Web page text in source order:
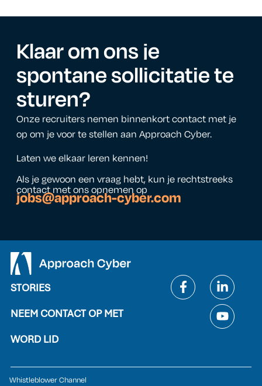
Klaar om ons je
spontane sollicitatiete
sturen?
Onze recruiters nemen binnenkort contact met je
op om je voor te stellen aan Approach Cyber.
Laten we elkaar leren kennen!
Als je gewoon een vraag hebt, kun je rechtstreeks
contact met ons opnemen op
jobs@approach-cyber.com
STORIES
NEEM CONTACT OP MET
WORD LID
Whistleblower Channel